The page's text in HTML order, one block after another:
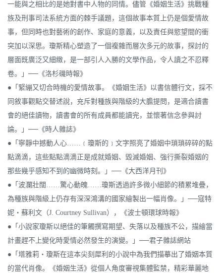
一能與之相比的是她對書中人物的同情。儘管《婚姻生活》挑戰種
族及刑事司法系統方面的棘手議題，這個故事本質上仍是個愛情故
事，但同時也對藝術的創作、家庭的意義，以及責任與慾望間的衝
突加以深思。瓊斯精心塑造了一個複雜而層次多元的故事，探討的
層面既廣泛又細緻，是一部引人入勝的文學作品，令人讀之不忍釋
卷。」──《洛杉磯時報》
●「緊繃又切合時機的愛情故事。《婚姻生活》以書信體行文，採不
同敘事觀點交替述說，充斥對種族與階級的大膽提問，是適合讀書
會的絕佳讀物，讀書會的所有成員都能讀完，並懷著信念參與討
論。」──《時人雜誌》
●「寧靜中撼動人心……﹝瓊斯的﹞文字照亮了婚姻中瑣瑣碎碎的點
點滴滴，這些點點滴滴正是成就婚姻、毀滅婚姻、強行撕裂婚姻的
那些幾乎感知不到的幽微時刻。」──《大西洋月刊》
●「波瀾壯闊……驚心動魄……瓊斯透過許多微小細節的積累堆疊，
為種族與階級上仍存有深深鴻溝的國家繪製出一幅肖像。」──寇特
妮‧蘇利文（J. Courtney Sullivan），《波士頓環球時報》
●「小說家瓊斯以絕佳的筆觸撰寫期望、失落以及種族不公，描繪當
計畫趕不上變化時愛情必然發生的演變。」──君子雜誌網站
●「塔雅莉‧瓊斯在這本尖刻犀利的小說中為我們描摹出了婚姻本質
的當代肖像。《婚姻生活》從個人角度審視集體監禁，精彩華麗地